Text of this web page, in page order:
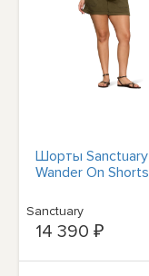
Шорты Sanctuary
Wander On Shorts
Sanctuary
14 390 ₽